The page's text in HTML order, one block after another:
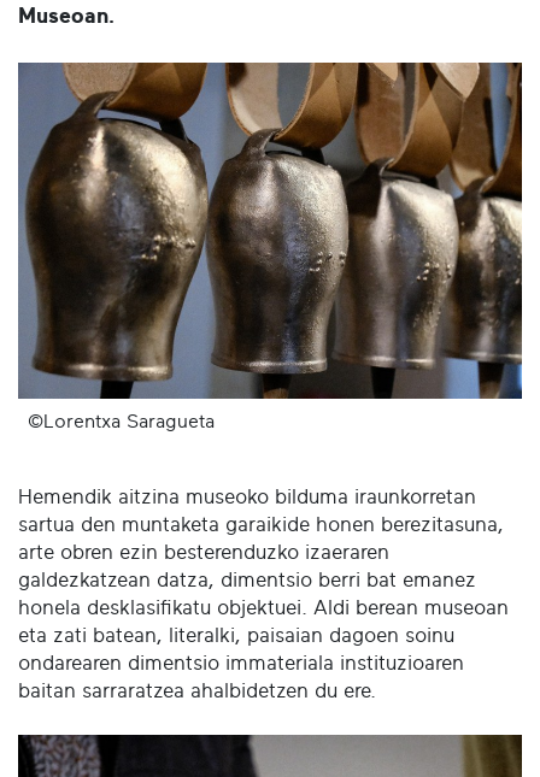
Museoan.
©Lorentxa Saragueta
Hemendik aitzina museoko bilduma iraunkorretan
sartua den muntaketa garaikide honen berezitasuna,
arte obren ezin besterenduzko izaeraren
galdezkatzean datza, dimentsio berri bat emanez
honela desklasifikatu objektuei. Aldi berean museoan
eta zati batean, literalki, paisaian dagoen soinu
ondarearen dimentsio immateriala instituzioaren
baitan sarraratzea ahalbidetzen du ere.